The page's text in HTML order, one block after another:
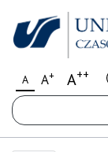
A A+ A++